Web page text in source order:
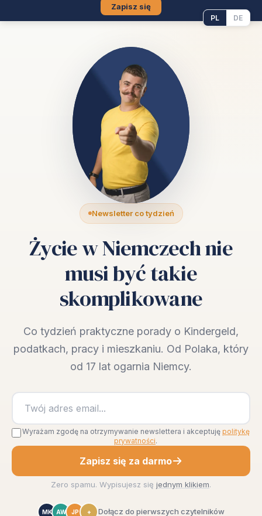
Zapisz się
PL DE
Newsletter co tydzień
Życie w Niemczech nie
musi być takie
skomplikowane
Co tydzień praktyczne porady o Kindergeld,
podatkach, pracy i mieszkaniu. Od Polaka, który
od 17 lat ogarnia Niemcy.
Wyrażam zgodę na otrzymywanie newslettera i akceptuję politykę
prywatności.
Zapisz się za darmo
Zero spamu. Wypisujesz się jednym klikiem.
MK AW JP + Dołącz do pierwszych czytelników